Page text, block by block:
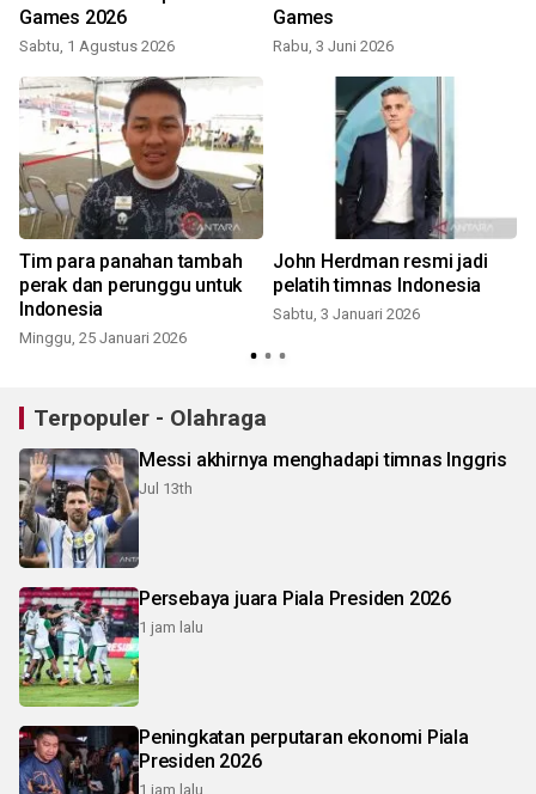
Games 2026
Sabtu, 1 Agustus 2026
Games
Rabu, 3 Juni 2026
Tim para panahan tambah
perak dan perunggu untuk
Indonesia
Minggu, 25 Januari 2026
John Herdman resmi jadi
pelatih timnas Indonesia
Sabtu, 3 Januari 2026
Terpopuler - Olahraga
Messi akhirnya menghadapi timnas Inggris
Jul 13th
Persebaya juara Piala Presiden 2026
1 jam lalu
Peningkatan perputaran ekonomi Piala
Presiden 2026
1 jam lalu